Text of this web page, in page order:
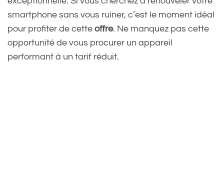
smartphone sans vous ruiner, c’est le moment idéal
pour profiter de cette offre. Ne manquez pas cette
opportunité de vous procurer un appareil
performant à un tarif réduit.